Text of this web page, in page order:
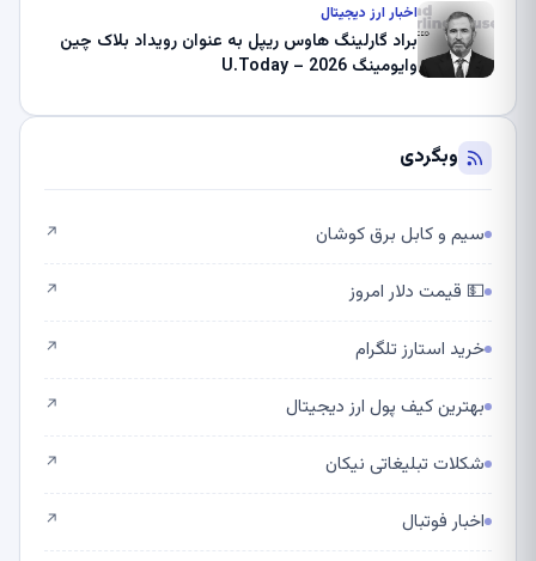
اخبار ارز دیجیتال
براد گارلینگ هاوس ریپل به عنوان رویداد بلاک چین
وایومینگ 2026 – U.Today
وبگردی
سیم و کابل برق کوشان ↗
💵 قیمت دلار امروز ↗
خرید استارز تلگرام ↗
بهترین کیف پول ارز دیجیتال ↗
شکلات تبلیغاتی نیکان ↗
اخبار فوتبال ↗